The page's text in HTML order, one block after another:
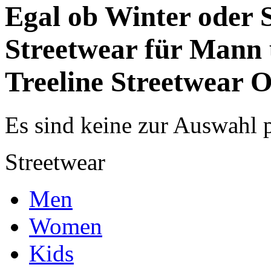
Egal ob Winter oder
Streetwear für
Treeline Streetwear
Es sind keine zur Auswahl
Streetwear
Men
Women
Kids